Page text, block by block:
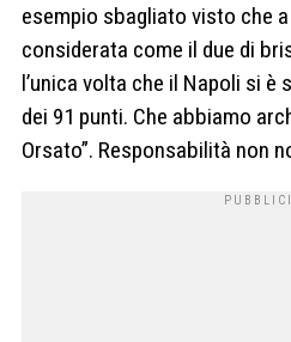
esempio sbagliato visto che a
considerata come il due di
l’unica volta che il Napoli si è
dei 91 punti. Che abbiamo
Orsato”. Responsabilità non